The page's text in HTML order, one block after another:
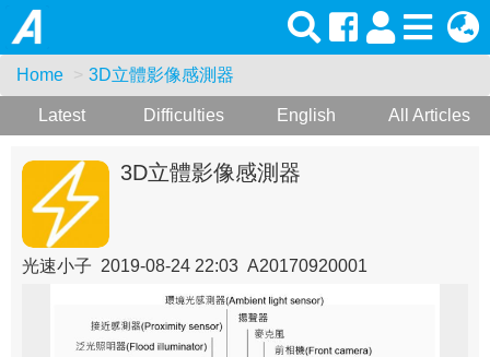
Home 3D立體影像感測器
Latest Difficulties English All Articles
3D立體影像感測器
光速小子 2019-08-24 22:03 A20170920001